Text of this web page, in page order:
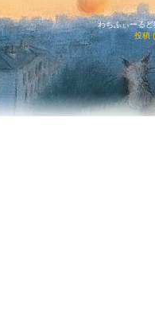
わちふぃーる
投稿